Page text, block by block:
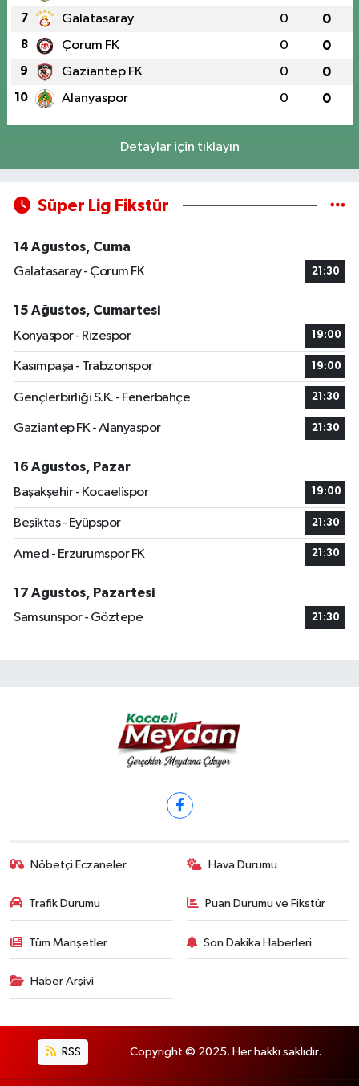
7 Galatasaray 0 0
8 Çorum FK 0 0
9 Gaziantep FK 0 0
10 Alanyaspor 0 0
Detaylar için tıklayın
Süper Lig Fikstür
14 Ağustos, Cuma
Galatasaray - Çorum FK
21:30
15 Ağustos, Cumartesi
Konyaspor - Rizespor
19:00
Kasımpaşa - Trabzonspor 19:00
Gençlerbirliği S.K. - Fenerbahçe 21:30
Gaziantep FK - Alanyaspor 21:30
16 Ağustos, Pazar
Başakşehir - Kocaelispor
19:00
Beşiktaş - Eyüpspor 21:30
Amed - Erzurumspor FK 21:30
17 Ağustos, Pazartesi
Samsunspor - Göztepe
21:30
Nöbetçi Eczaneler Hava Durumu
Trafik Durumu Puan Durumu ve Fikstür
Tüm Manşetler Son Dakika Haberleri
Haber Arşivi
RSS Copyright © 2025. Her hakkı saklıdır.